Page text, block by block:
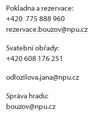
Pokladna a rezervace:
+420 775 888 960
rezervace.bouzov@npu.cz
Svatební obřady:
+420 608 176 251
odlozilova.jana@npu.cz
Správa hradu:
bouzov@npu.cz